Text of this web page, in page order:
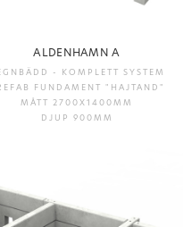
ALDENHAMN A
- KOMPLETT SYSTEM
FUNDAMENT "HAJTAND"
MÅTT 2700X1400MM
DJUP 900MM